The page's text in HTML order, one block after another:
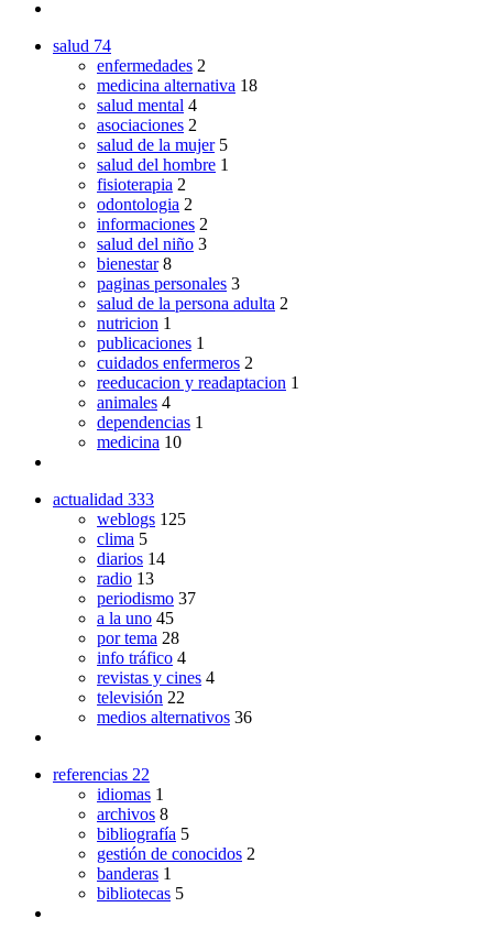
salud 74
enfermedades 2
medicina alternativa 18
salud mental 4
asociaciones 2
salud de la mujer 5
salud del hombre 1
fisioterapia 2
odontologia 2
informaciones 2
salud del niño 3
bienestar 8
paginas personales 3
salud de la persona adulta 2
nutricion 1
publicaciones 1
cuidados enfermeros 2
reeducacion y readaptacion 1
animales 4
dependencias 1
medicina 10
actualidad 333
weblogs 125
clima 5
diarios 14
radio 13
periodismo 37
a la uno 45
por tema 28
info tráfico 4
revistas y cines 4
televisión 22
medios alternativos 36
referencias 22
idiomas 1
archivos 8
bibliografía 5
gestión de conocidos 2
banderas 1
bibliotecas 5